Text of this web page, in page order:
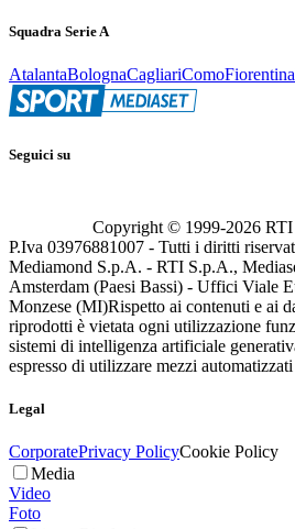
Squadra Serie A
AtalantaBolognaCagliariComoFiorentina
Seguici su
Copyright © 1999-2026 RTI
P.Iva 03976881007 - Tutti i diritti
Mediamond S.p.A. - RTI S.p.A.,
Amsterdam (Paesi Bassi) - Uffici Viale
Monzese (MI)Rispetto ai contenuti e ai
riprodotti è vietata ogni utilizzazione
sistemi di intelligenza artificiale
espresso di utilizzare mezzi
Legal
CorporatePrivacy PolicyCookie Policy
Media
Video
Foto